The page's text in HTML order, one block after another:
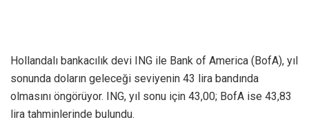
Hollandalı bankacılık devi ING ile Bank of America (BofA), yıl
sonunda doların geleceği seviyenin 43 lira bandında
olmasını öngörüyor. ING, yıl sonu için 43,00; BofA ise 43,83
lira tahminlerinde bulundu.